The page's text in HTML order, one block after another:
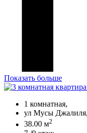
Показать больше
1 комнатная,
ул Мусы
38.00 м2